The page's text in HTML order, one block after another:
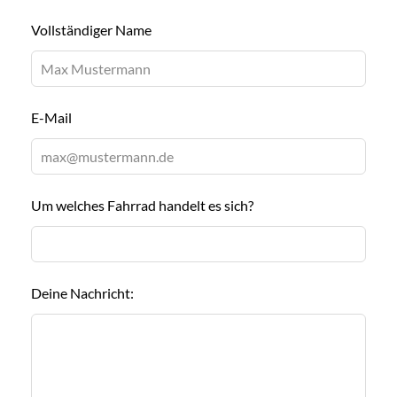
Lass
Feld
leer
Vollständiger Name
E-Mail
Um welches Fahrrad handelt es sich?
Deine Nachricht: